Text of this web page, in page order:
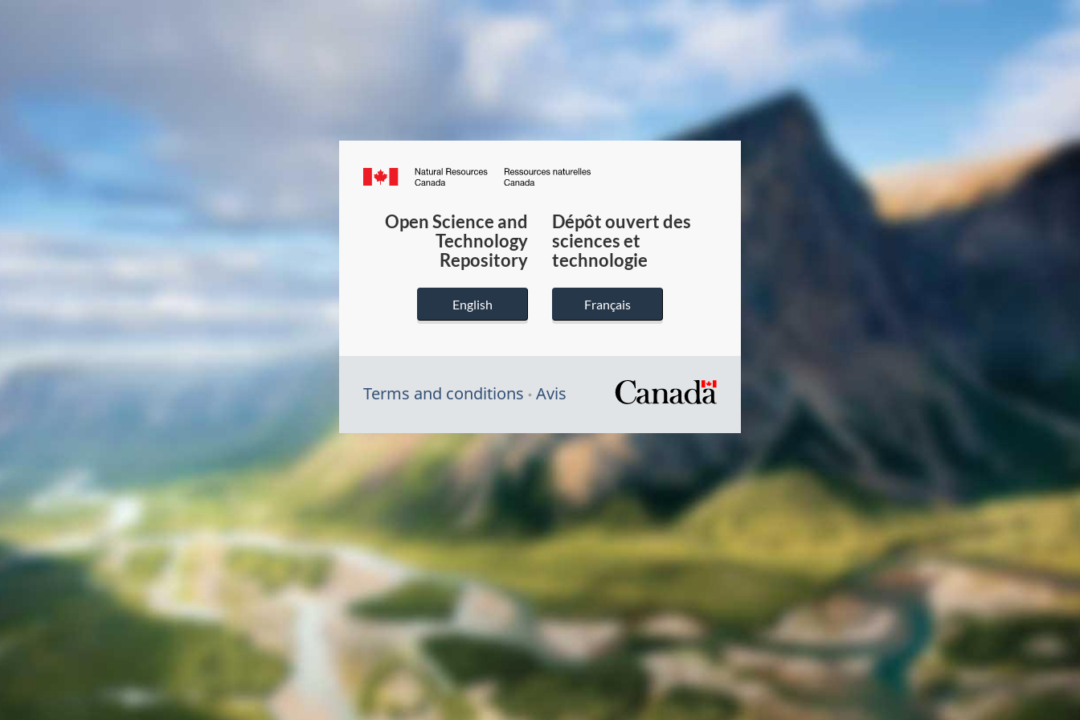
Canada.ca
du
Canada
Open Science and
Technology
Repository
English
Dépôt ouvert des
sciences et
technologie
Français
Terms and conditions Avis
/
gouvernement
du